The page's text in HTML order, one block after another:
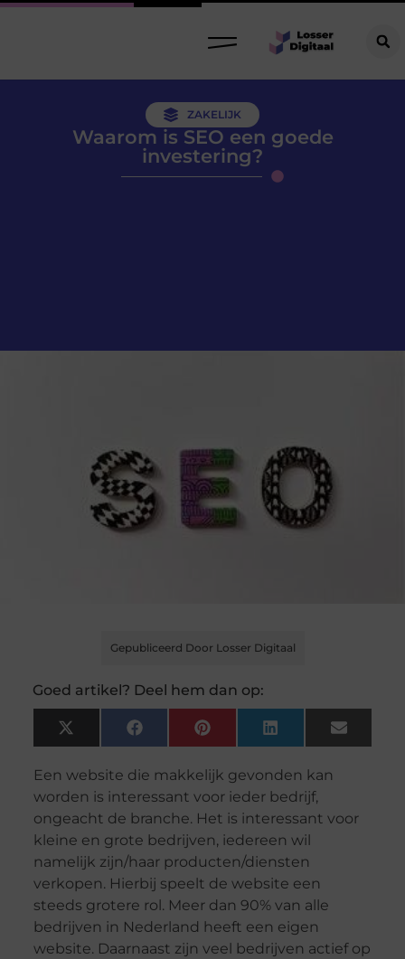
ZAKELIJK
Waarom is SEO een goede
investering?
Gepubliceerd Door Losser Digitaal
Goed artikel? Deel hem dan op:
X
(Twitter)
FacebookPinterest LinkedIn Email
Een website die makkelijk gevonden kan
worden is interessant voor ieder bedrijf,
ongeacht de branche. Het is interessant voor
kleine en grote bedrijven, iedereen wil
namelijk zijn/haar producten/diensten
verkopen. Hierbij speelt de website een
steeds grotere rol. Meer dan 90% van alle
bedrijven in Nederland heeft een eigen
website. Daarnaast zijn veel bedrijven actief op